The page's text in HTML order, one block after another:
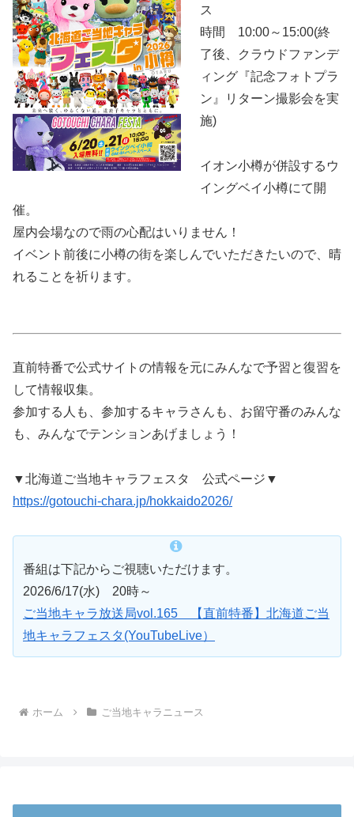
ス
時間 10:00～15:00(終
了後、クラウドファンデ
ィング『記念フォトプラ
ン』リターン撮影会を実
施)
イオン小樽が併設するウ
イングベイ小樽にて開
催。
屋内会場なので雨の心配はいりません！
イベント前後に小樽の街を楽しんでいただきたいので、晴
れることを祈ります。
直前特番で公式サイトの情報を元にみんなで予習と復習を
して情報収集。
参加する人も、参加するキャラさんも、お留守番のみんな
も、みんなでテンションあげましょう！
▼北海道ご当地キャラフェスタ 公式ページ▼
https://gotouchi-chara.jp/hokkaido2026/
番組は下記からご視聴いただけます。
2026/6/17(水) 20時～
ご当地キャラ放送局vol.165 【直前特番】北海道ご当
地キャラフェスタ(YouTubeLive）
ホーム ご当地キャラニュース